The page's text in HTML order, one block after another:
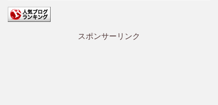
スポンサーリンク